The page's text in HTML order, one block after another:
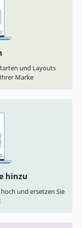
und Layouts
Marke
hinzu
und ersetzen Sie